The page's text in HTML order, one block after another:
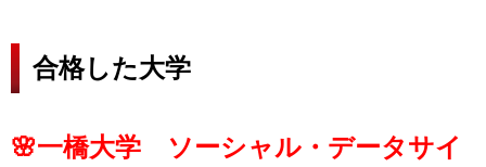
合格した大学
🌸一橋大学 ソーシャル・データサイ